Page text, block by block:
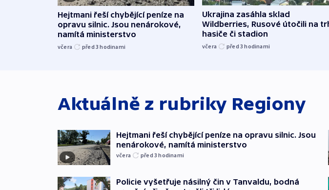
Hejtmani řeší chybějící peníze na
opravu silnic. Jsou nenárokové,
namítá ministerstvo
včera před 3hodinami
Ukrajina zasáhla sklad
Wildberries, Rusové útočili na
hasiče či stadion
včera před 3hodinami
Aktuálně z rubriky Regiony
Hejtmani řeší chybějící peníze na opravu silnic. Jsou
nenárokové, namítá ministerstvo
včera před 3hodinami
Policie vyšetřuje násilný čin v Tanvaldu, bodná